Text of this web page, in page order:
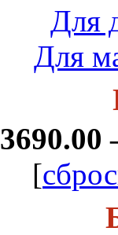
Для
Для
3690.00
[